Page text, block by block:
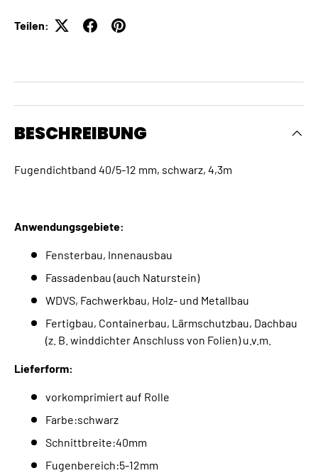
Teilen:
BESCHREIBUNG
Fugendichtband 40/5-12 mm, schwarz, 4,3m
Anwendungsgebiete:
Fensterbau, Innenausbau
Fassadenbau (auch Naturstein)
WDVS, Fachwerkbau, Holz- und Metallbau
Fertigbau, Containerbau, Lärmschutzbau, Dachbau
(z. B. winddichter Anschluss von Folien) u.v.m.
Lieferform:
vorkomprimiert auf Rolle
Farbe:schwarz
Schnittbreite:40mm
Fugenbereich:5-12mm